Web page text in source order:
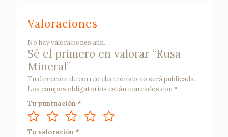
Valoraciones
No hay valoraciones aún.
Sé el primero en valorar “Rusa
Mineral”
Tu dirección de correo electrónico no será publicada.
Los campos obligatorios están marcados con*
Tu puntuación *
Tu valoración *